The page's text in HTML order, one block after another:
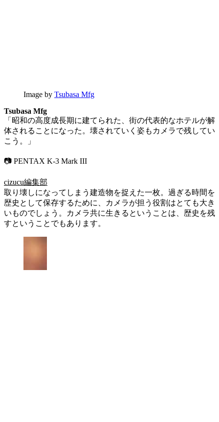
Image by Tsubasa Mfg
Tsubasa Mfg
「昭和の高度成長期に建てられた、街の代表的なホテルが解
体されることになった。壊されていく姿もカメラで残してい
こう。」
📷 PENTAX K-3 Mark III
cizucu編集部
取り壊しになってしまう建造物を捉えた一枚。過ぎる時間を
歴史として保存するために、カメラが担う役割はとても大き
いものでしょう。カメラ共に生きるということは、歴史を残
すということでもあります。